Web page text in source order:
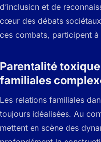
d’inclusion et de
cœur des débats
ces combats, participent
Parentalité
familiales
Les relations familiales
toujours idéalisées. Au
mettent en scène des